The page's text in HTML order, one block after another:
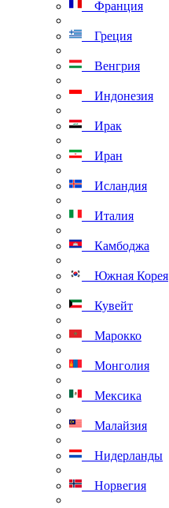
Франция
Греция
Венгрия
Индонезия
Ирак
Иран
Исландия
Италия
Камбоджа
Южная Корея
Кувейт
Марокко
Монголия
Мексика
Малайзия
Нидерланды
Норвегия